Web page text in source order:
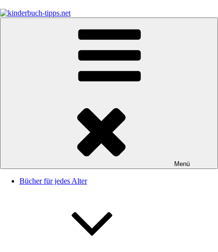
Inhalt
springen
Empfehlungen und Tipps rund um das Thema Kinderbücher und
Menü
Bücher für jedes Alter